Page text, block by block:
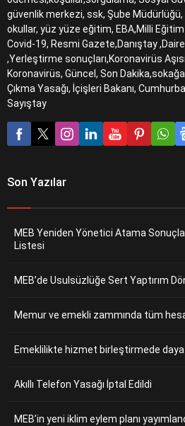
güvenlik merkezi, ssk, Şube
okullar, yüz yüze eğitim, EBA,Milli Eğitim
Covid-19, Resmi Gazete,Danıştay
,Yerleştirme sonuçları,Koronavirüs
Koronavirüs, Güncel, Son
Çıkma Yasağı, İçişleri Bakanı,
Sayıştay
Son Yazılar
MEB Yeniden Yönetici Atama
Listesi
MEB’de Usulsüzlüğe Sert Yaptırım
Memur ve emekli zammında tüm
Emeklilikte hizmet birleştirmede
Akıllı Telefon Yasağı İptal Edildi
MEB’in yeni iklim eylem planı